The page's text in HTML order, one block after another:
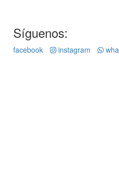
Síguenos:
facebook instagram